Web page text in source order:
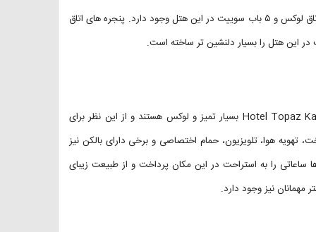
هتل توپاز کندی دارای دو نوع اتاق است: اتاق های لوکس و سوییت ها. ۶۸ اتاق لوکس و ۵ باب سوییت در این هتل وجود دارد. پنجره های اتاق
این هتل را بسیار دلنشین تر ساخته است.
اتاق های هتل توپاز کندی امکانات بسیار مناسبی دارند. اتاق های هتل Hotel Topaz Kandy بسیار تمیز و لوکس هستند و از این نظر برای
تهویه هوا، تلویزیون، حمام اختصاصی و برخی دارای بالکن نیز
ساعاتی را به استراحت در این مکان پرداخت و از طبیعت زیبای
مهمانان نیز وجود دارد.